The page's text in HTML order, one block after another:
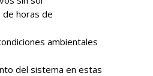
de horas de
ambientales
del sistema en estas